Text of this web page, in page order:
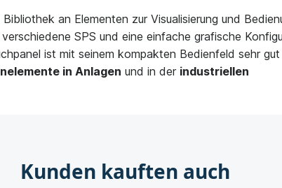
Kunden kauften auch
an Elementen zur Visualisierung und
SPS und eine einfache grafische
ist mit seinem kompakten Bedienfeld sehr
in Anlagen und in der industriellen